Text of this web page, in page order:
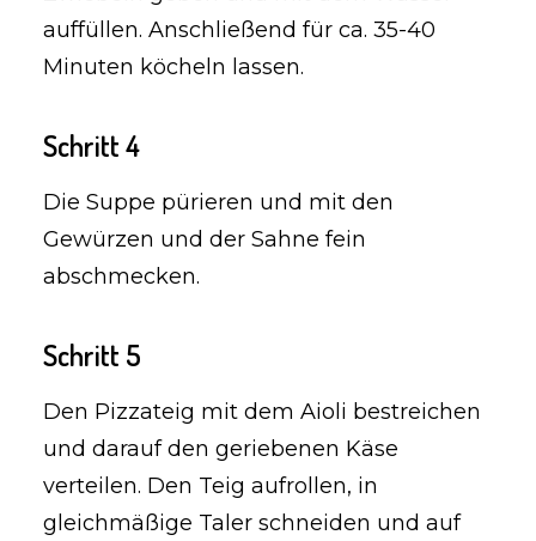
auffüllen. Anschließend für ca. 35-40
Minuten köcheln lassen.
Schritt 4
Die Suppe pürieren und mit den
Gewürzen und der Sahne fein
abschmecken.
Schritt 5
Den Pizzateig mit dem Aioli bestreichen
und darauf den geriebenen Käse
verteilen. Den Teig aufrollen, in
gleichmäßige Taler schneiden und auf